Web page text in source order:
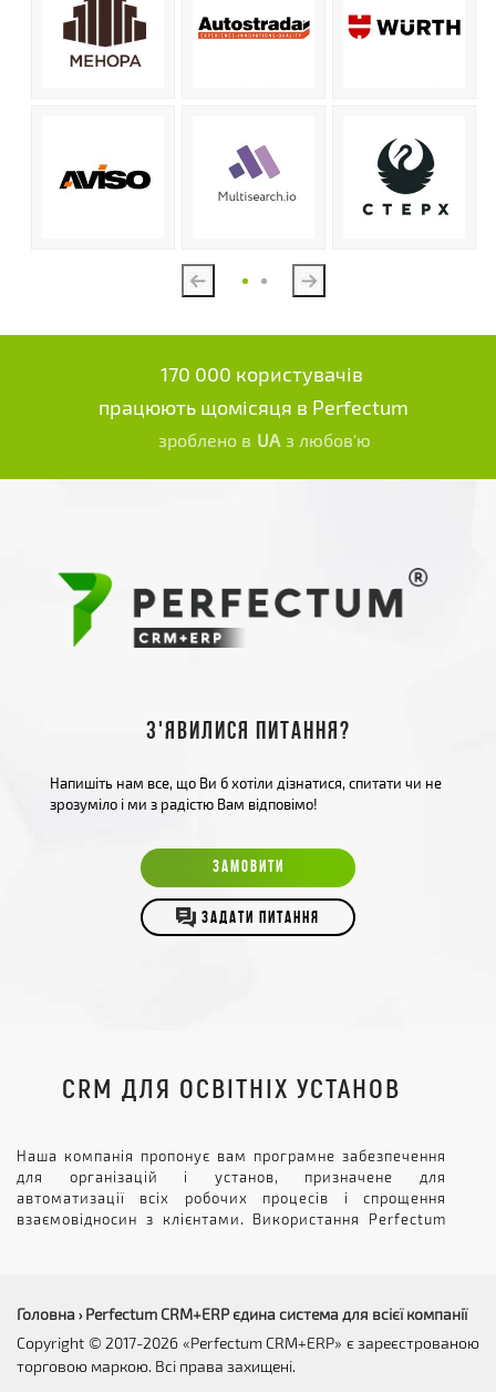
Previous Next
170 000 користувачів
працюють щомісяця в Perfectum
зроблено в UA з любов'ю
З'явилися питання?
Напишіть нам все, що Ви б хотіли дізнатися, спитати чи не
зрозуміло і ми з радістю Вам відповімо!
ЗАМОВИТИ
ЗАДАТИ ПИТАННЯ
CRM ДЛЯ ОСВІТНІХ УСТАНОВ
Наша компанія пропонує вам програмне забезпечення
для організацій і установ, призначене для
автоматизації всіх робочих процесів і спрощення
взаємовідносин з клієнтами. Використання Perfectum
Особливості CRM системи для
освіти від нашої компанії
Головна › Perfectum CRM+ERP єдина система для всієї компанії
Copyright © 2017-2026 «Perfectum CRM+ERP» є зареєстрованою
торговою маркою. Всі права захищені.